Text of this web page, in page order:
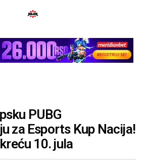
PUBG
za Esports Kup Nacija!
10. jula